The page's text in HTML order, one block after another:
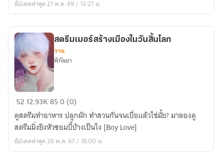
อัปเดตล่าสุด 21 พ.ค. 69 / 12:27 น.
สตรี
เม
อร์
สร้าง
สตรีมเมอร์สร้างเมืองในวันสิ้นโลก
วาย
พิกัลยา
52 12.93K850 (0)
ดูสตรีมทำอาหาร ปลูกผัก ทำสวนกันจนเบื่อแล้วใช่มั้ย? มาลองดู
สตรีมมิ่งยิงหัวซอมบี้บ้างเป็นไง [Boy Love]
อัปเดตล่าสุด 26 พ.ค. 67 / 18:00 น.